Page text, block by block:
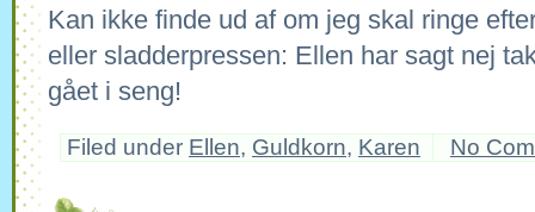
Kan ikke finde ud af om jeg skal ringe
eller sladderpressen: Ellen har sagt nej
gået i seng!
Filed under Ellen, Guldkorn, Karen No